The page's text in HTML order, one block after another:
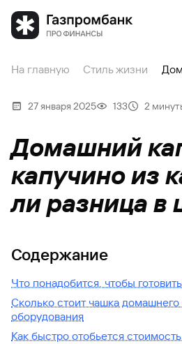
На главную Стиль жизни
27 января 2025 133 2
Домашний
капучино из
ли разница в
Содержание
Что понадобится, чтобы
Сколько стоит чашка домашнего
оборудования
Как быстро отобьется